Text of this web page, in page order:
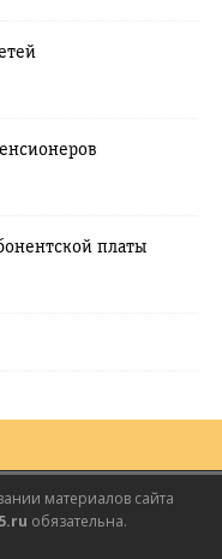
платы
материалов сайта
обязательна.